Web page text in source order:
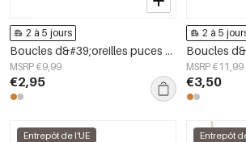
2 à 5 jours
Boucles d&#39;oreilles puces en acier inoxydable, style croix, collection Daily Simple, bijoux pour femmes
MSRP €9,99
€2,95
2 à 5
MSRP €11,99
€3,50
Entrepôt de l'UE Entrepôt